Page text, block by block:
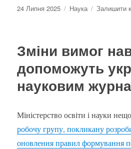
Оприлюднено
24 Липня 2025 Категорії
Наука Залишити
Зміни вимог
допоможуть
науковим
Міністерство освіти і науки
робочу групу, покликану
оновлення правил формування